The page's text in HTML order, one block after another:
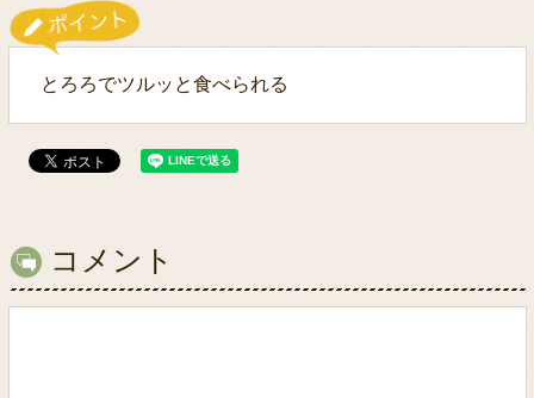
とろろでツルッと食べられる
コメント